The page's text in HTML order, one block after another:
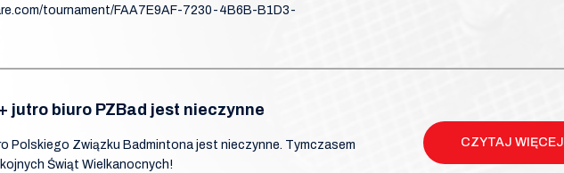
tournament/FAA7E9AF-7230-4B6B-B1D3-
jutro biuro PZBad jest nieczynne
Polskiego Związku Badmintona jest nieczynne. Tymczasem
Świąt Wielkanocnych!
CZYTAJ WIĘCEJ